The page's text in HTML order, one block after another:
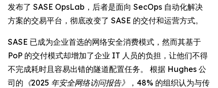
发布了 SASE OpsLab，后者是面向 SecOps 自动化解决
方案的交易平台，彻底改变了 SASE 的交付和运营方式。
SASE 已成为企业首选的网络安全消费模式，然而其基于
PoP 的交付模式却增加了企业 IT 人员的负担，让他们不得
不完成耗时且容易出错的隧道配置任务。 根据 Hughes 公
司的 《2025 年安全网络访问报告》
，48% 的组织认为与传